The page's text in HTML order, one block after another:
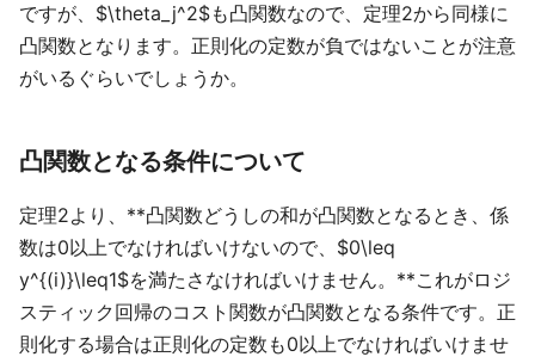
ですが、$\theta_j^2$も凸関数なので、定理2から同様に
凸関数となります。正則化の定数が負ではないことが注意
がいるぐらいでしょうか。
凸関数となる条件について
定理2より、**凸関数どうしの和が凸関数となるとき、係
数は0以上でなければいけないので、$0\leq
y^{(i)}\leq1$を満たさなければいけません。**これがロジ
スティック回帰のコスト関数が凸関数となる条件です。正
則化する場合は正則化の定数も0以上でなければいけませ